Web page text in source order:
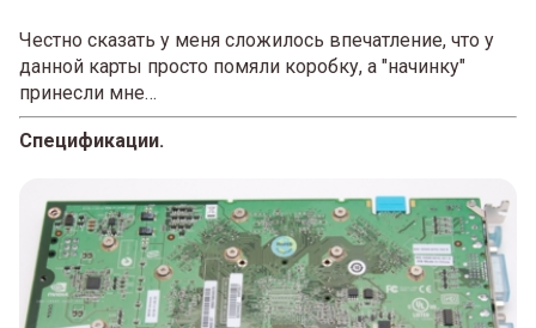
Честно сказать у меня сложилось впечатление, что у
данной карты просто помяли коробку, а "начинку"
принесли мне…
Спецификации.